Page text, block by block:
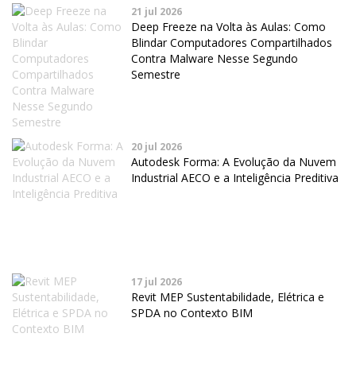
21 jul 2026
Deep Freeze na Volta às Aulas: Como
Blindar Computadores Compartilhados
Contra Malware Nesse Segundo
Semestre
20 jul 2026
Autodesk Forma: A Evolução da Nuvem
Industrial AECO e a Inteligência Preditiva
17 jul 2026
Revit MEP Sustentabilidade, Elétrica e
SPDA no Contexto BIM